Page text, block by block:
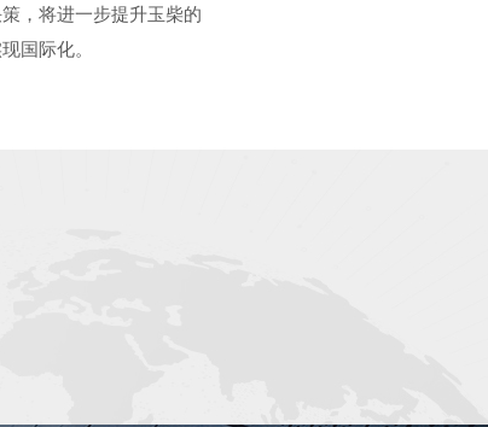
，将进一步提升玉柴的
国际化。